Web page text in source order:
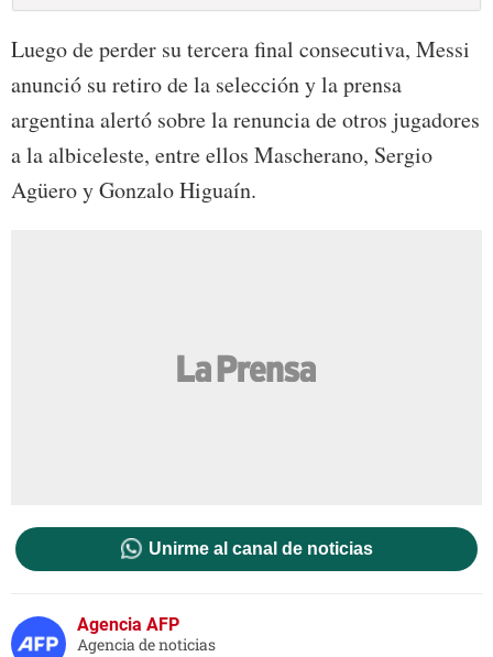
Luego de perder su tercera final consecutiva, Messi
anunció su retiro de la selección y la prensa
argentina alertó sobre la renuncia de otros jugadores
a la albiceleste, entre ellos Mascherano, Sergio
Agüero y Gonzalo Higuaín.
Unirme al canal de noticias
Agencia AFP
Agencia de noticias